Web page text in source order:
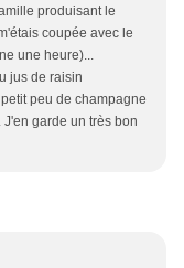
produisant le
coupée avec le
une heure)...
jus de raisin
peu de champagne
garde un très bon